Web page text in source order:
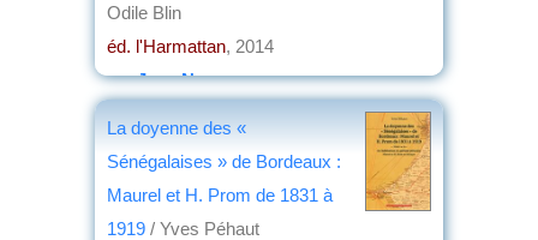
Odile Blin
éd. l'Harmattan, 2014
parJean Nemo
La doyenne des «
Sénégalaises » de Bordeaux :
Maurel et H. Prom de 1831 à
1919 / Yves Péhaut